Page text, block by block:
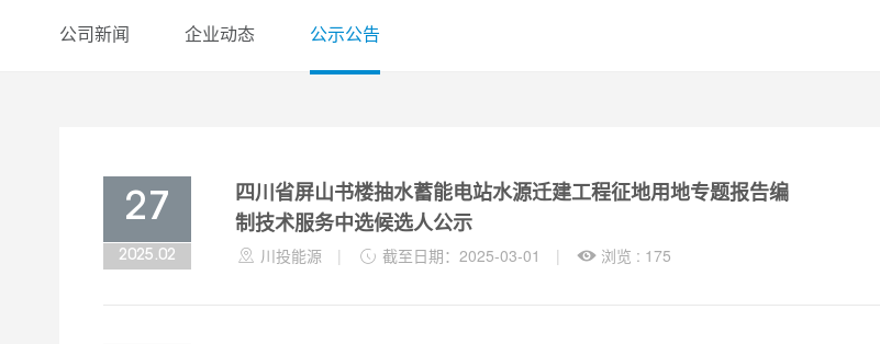
公司新闻 企业动态 公示公告
27
2025.02
四川省屏山书楼抽水蓄能电站水源迁建工程征地用地专题报告编
制技术服务中选候选人公示
 川投能源 |  截至日期：2025-03-01 |  浏览 : 175